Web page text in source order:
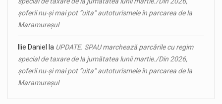
șoferii nu-și mai pot ”uita” autoturismele în parcarea de la
Maramureșul
Ilie Daniel la UPDATE. SPAU marchează parcările cu regim
special de taxare de la jumătatea lunii martie./Din 2026,
șoferii nu-și mai pot ”uita” autoturismele în parcarea de la
Maramureșul